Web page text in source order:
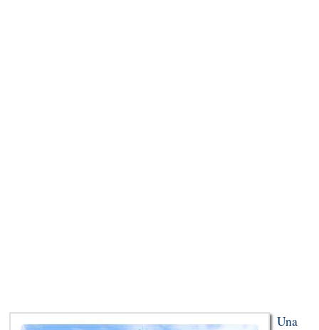
Una